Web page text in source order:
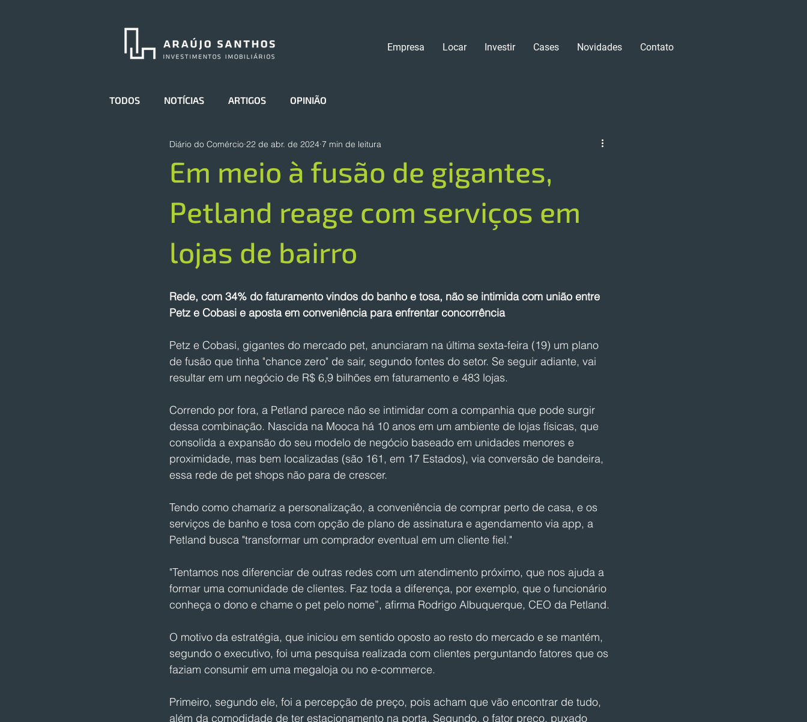
Empresa Locar Investir Cases Novidades Contato
TODOS NOTÍCIAS ARTIGOS OPINIÃO
Em meio à fusão de gigantes,
Petland reage com serviços em
lojas de bairro
Diário do Comércio 22 de abr. de 2024 7 min de leitura
Rede, com 34% do faturamento vindos do banho e tosa, não se intimida com união entre
Petz e Cobasi e aposta em conveniência para enfrentar concorrência
Petz e Cobasi, gigantes do mercado pet, anunciaram na última sexta-feira (19) um plano
de fusão que tinha "chance zero" de sair, segundo fontes do setor. Se seguir adiante, vai
resultar em um negócio de R$ 6,9 bilhões em faturamento e 483 lojas.
Correndo por fora, a Petland parece não se intimidar com a companhia que pode surgir
dessa combinação. Nascida na Mooca há 10 anos em um ambiente de lojas físicas, que
consolida a expansão do seu modelo de negócio baseado em unidades menores e
proximidade, mas bem localizadas (são 161, em 17 Estados), via conversão de bandeira,
essa rede de pet shops não para de crescer.
Tendo como chamariz a personalização, a conveniência de comprar perto de casa, e os
serviços de banho e tosa com opção de plano de assinatura e agendamento via app, a
Petland busca "transformar um comprador eventual em um cliente fiel."
"Tentamos nos diferenciar de outras redes com um atendimento próximo, que nos ajuda a
formar uma comunidade de clientes. Faz toda a diferença, por exemplo, que o funcionário
conheça o dono e chame o pet pelo nome”, afirma Rodrigo Albuquerque, CEO da Petland.
O motivo da estratégia, que iniciou em sentido oposto ao resto do mercado e se mantém,
segundo o executivo, foi uma pesquisa realizada com clientes perguntando fatores que os
faziam consumir em uma megaloja ou no e-commerce.
Primeiro, segundo ele, foi a percepção de preço, pois acham que vão encontrar de tudo,
além da comodidade de ter estacionamento na porta. Segundo, o fator preço, puxado